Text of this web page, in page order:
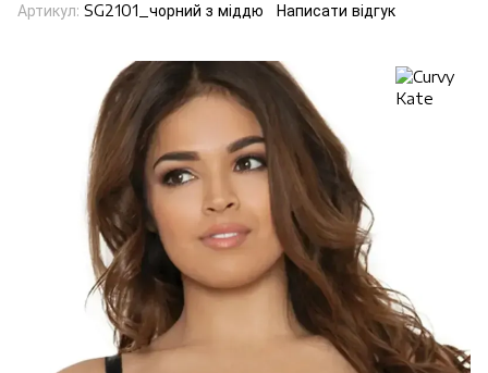
Артикул: SG2101_чорний з міддю Написати відгук